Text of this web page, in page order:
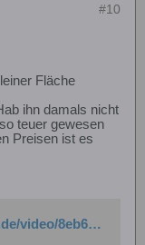
#10
Fläche
ihn damals nicht
teuer gewesen
Preisen ist es
http://www.rcmovie.de/video/8eb6e66bc4c1b9f9f41b/Trex-250-1222010-3d-6S